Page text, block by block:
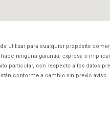
utilizar para cualquier propósito
ninguna garantía, expresa o
particular, con respecto a los datos
conforme a cambio sin previo aviso.